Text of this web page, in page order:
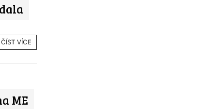
ČÍST VÍCE
ME